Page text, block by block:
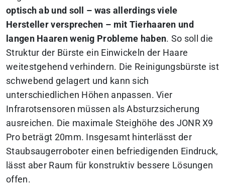
optisch ab und soll – was allerdings viele
Hersteller versprechen – mit Tierhaaren und
langen Haaren wenig Probleme haben. So soll die
Struktur der Bürste ein Einwickeln der Haare
weitestgehend verhindern. Die Reinigungsbürste ist
schwebend gelagert und kann sich
unterschiedlichen Höhen anpassen. Vier
Infrarotsensoren müssen als Absturzsicherung
ausreichen. Die maximale Steighöhe des JONR X9
Pro beträgt 20mm. Insgesamt hinterlässt der
Staubsaugerroboter einen befriedigenden Eindruck,
lässt aber Raum für konstruktiv bessere Lösungen
offen.